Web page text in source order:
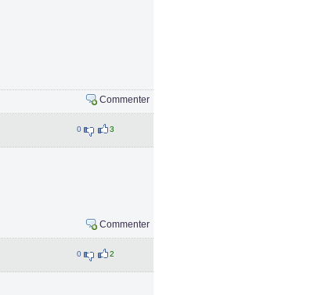
Commenter
0 3
Commenter
0 2